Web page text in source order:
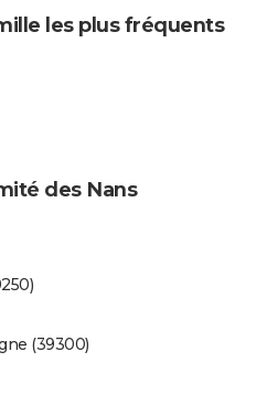
les plus fréquents
des Nans
(39300)